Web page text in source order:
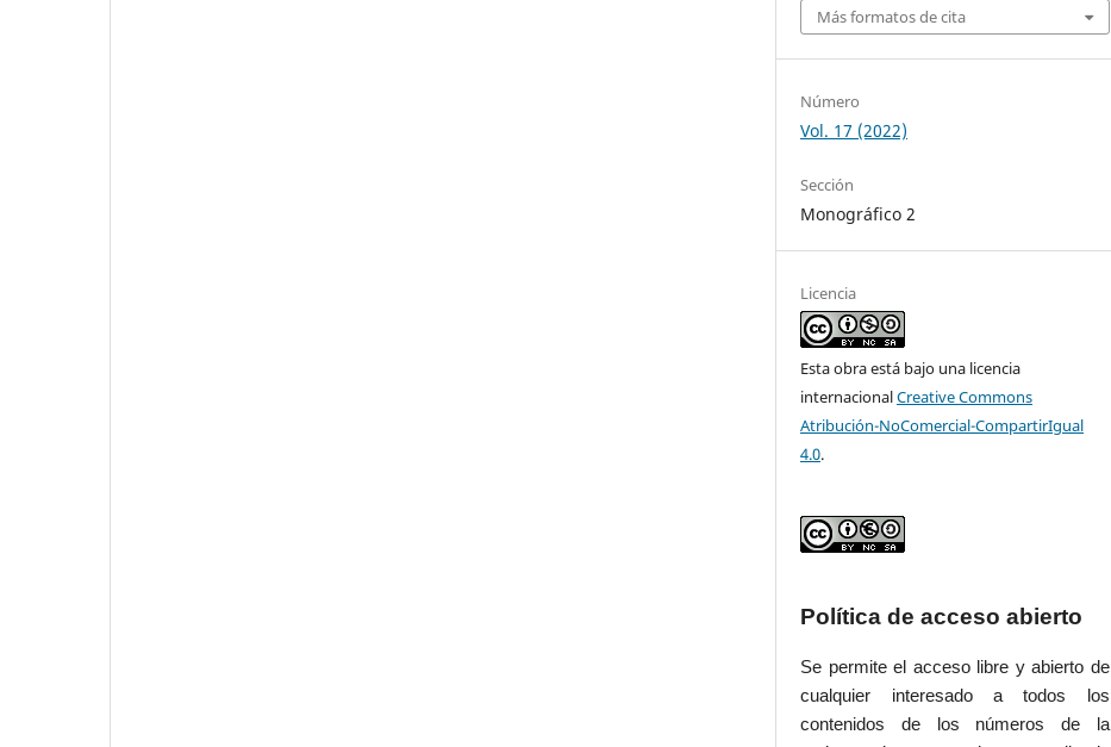
Más formatos de cita
Número
Vol. 17 (2022)
Sección
Monográfico 2
Licencia
Esta obra está bajo una licencia
internacionalCreative Commons
Atribución-NoComercial-CompartirIgual
4.0.
Política de acceso abierto
Se permite el acceso libre y abierto de
cualquier interesado a todos los
contenidos de los números de la